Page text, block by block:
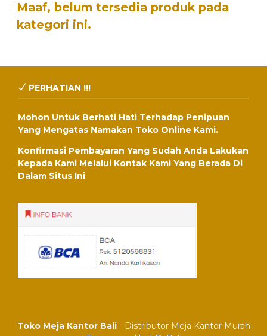
Maaf, belum tersedia produk pada
kategori ini.
PERHATIAN !!!
Mohon Untuk Berhati Hati Terhadap Penipuan
Yang Mengatas Namakan Toko Online Kami.
Konfirmasi Pembayaran Yang Sudah Anda Lakukan
Kepada Kami Melalui Kontak Kami Yang Berada Di
Dalam Situs Ini
Toko Meja Kantor Bali- Distributor Meja Kantor Murah